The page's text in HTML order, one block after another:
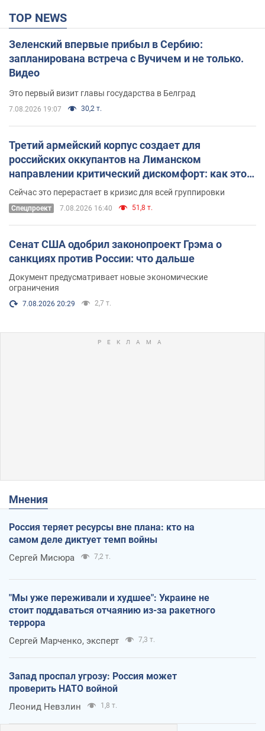
TOP NEWS
Зеленский впервые прибыл в Сербию:
запланирована встреча с Вучичем и не только.
Видео
Это первый визит главы государства в Белград
7.08.2026 19:07 30,2 т.
Третий армейский корпус создает для
российских оккупантов на Лиманском
направлении критический дискомфорт: как это
удалось
Сейчас это перерастает в кризис для всей группировки
Спецпроект 7.08.2026 16:40 51,8 т.
Сенат США одобрил законопроект Грэма о
санкциях против России: что дальше
Документ предусматривает новые экономические
ограничения
7.08.2026 20:29 2,7 т.
Мнения
Россия теряет ресурсы вне плана: кто на
самом деле диктует темп войны
Сергей Мисюра 7,2 т.
"Мы уже переживали и худшее": Украине не
стоит поддаваться отчаянию из-за ракетного
террора
Сергей Марченко, эксперт 7,3 т.
Запад проспал угрозу: Россия может
проверить НАТО войной
Леонид Невзлин 1,8 т.